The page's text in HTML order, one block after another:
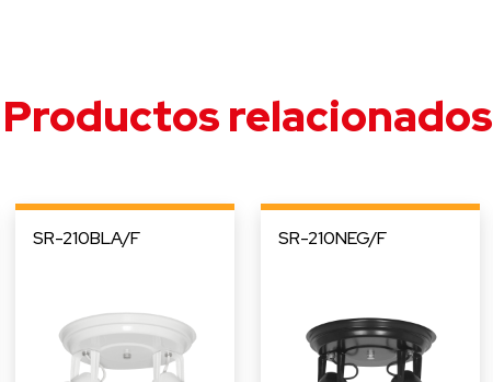
Productos relacionados
SR-210BLA/F SR-210NEG/F